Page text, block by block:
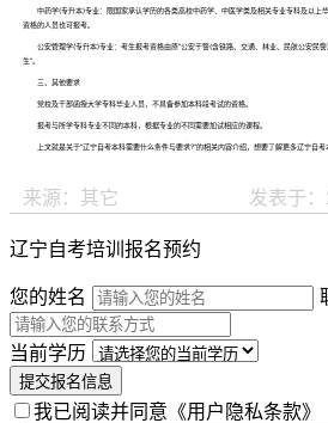
中药学(专升本)专业：限国家承认学历的各类高校中药学、中医学类及相关专业专科及以上
资格的人员也可报考。
公安管理学(专升本)专业：考生报考资格由原“公安干警(含铁路、交通、林业、民航公安民警
生”。
三、其他要求
党校及干部函授大学专科毕业人员，不具备参加本科段考试的资格。
报考与所学专科专业不同的本科，根据专业的不同需要加试相应的课程。
上文就是关于“辽宁自考本科需要什么条件与要求?”的相关内容介绍，想要了解更多辽宁自考
来源：其它 发表于
辽宁自考培训报名预约
您的姓名
当前学历
提交报名信息
我已阅读并同意 《用户隐私条款》